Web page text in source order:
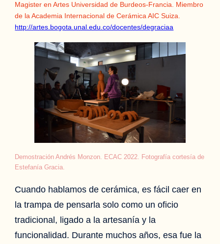
Magister en Artes Universidad de Burdeos-Francia. Miembro
de la Academia Internacional de Cerámica AIC Suiza.
http://artes.bogota.unal.edu.co/docentes/degraciaa
Demostración Andrés Monzon. ECAC 2022. Fotografía cortesía de
Estefanía Gracia.
Cuando hablamos de cerámica, es fácil caer en
la trampa de pensarla solo como un oficio
tradicional, ligado a la artesanía y la
funcionalidad. Durante muchos años, esa fue la